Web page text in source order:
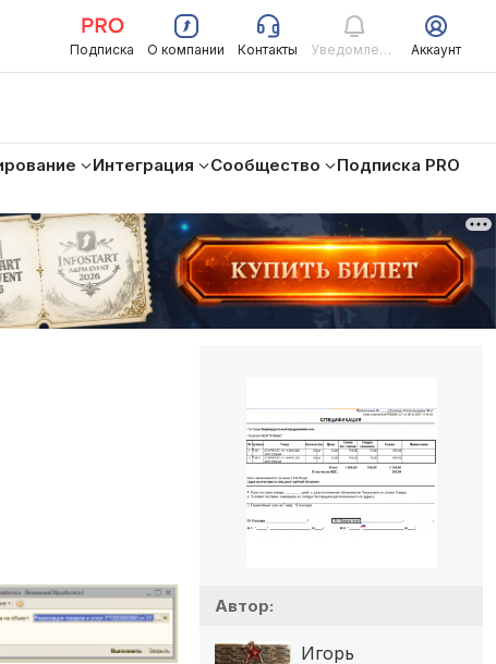
Подписка О компании Контакты Уведомления Аккаунт
Интеграция Сообщество
Подписка PRO
Автор:
Игорь